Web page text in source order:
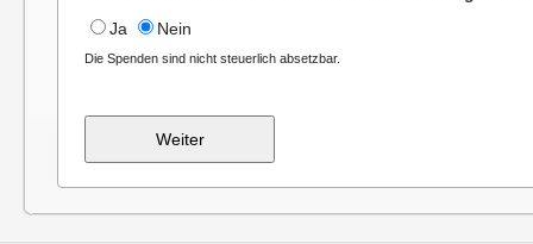
Ja
Nein
Die Spenden sind nicht steuerlich absetzbar.
Weiter